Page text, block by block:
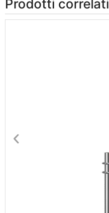
Prodotti correlati